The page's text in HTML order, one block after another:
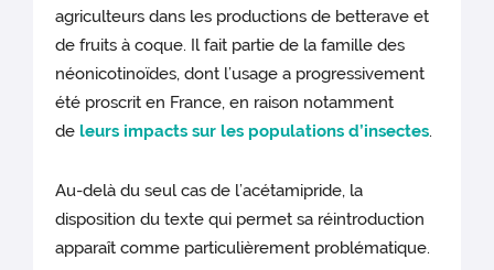
agriculteurs dans les productions de betterave et
de fruits à coque. Il fait partie de la famille des
néonicotinoïdes, dont l’usage a progressivement
été proscrit en France, en raison notamment
deleurs impacts sur les populations d’insectes.
Au-delà du seul cas de l’acétamipride, la
disposition du texte qui permet sa réintroduction
apparaît comme particulièrement problématique.